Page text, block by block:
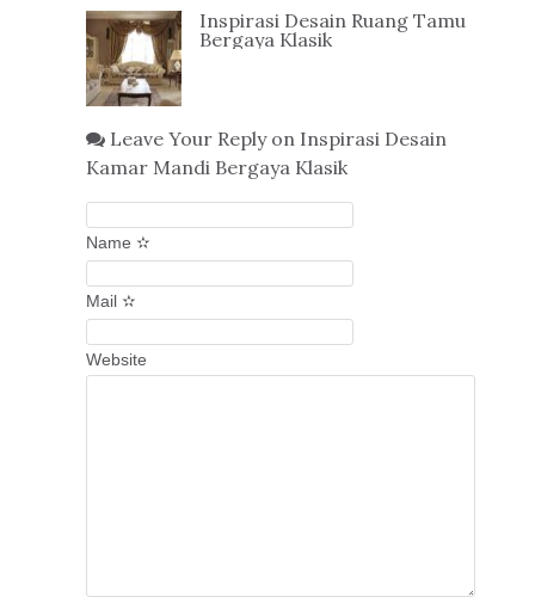
Inspirasi Desain Ruang Tamu
Bergaya Klasik
Leave Your Reply on Inspirasi Desain
Kamar Mandi Bergaya Klasik
Name ✫
Mail ✫
Website